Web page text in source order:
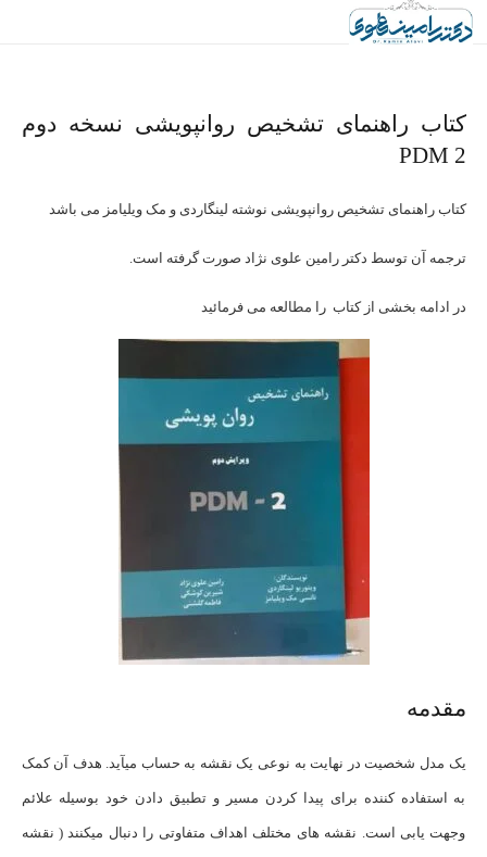
کتاب راهنمای تشخیص روانپویشی نسخه دوم
PDM 2
کتاب راهنمای تشخیص روانپویشی نوشته لینگاردی و مک ویلیامز می باشد
ترجمه آن توسط دکتر رامین علوی نژاد صورت گرفته است.
در ادامه بخشی از کتاب را مطالعه می فرمائید
مقدمه
یک مدل شخصیت در نهایت به نوعی یک نقشه به حساب می­آید. هدف آن کمک
به استفاده کننده برای پیدا کردن مسیر و تطبیق دادن خود بوسیله علائم
وجهت یابی است. نقشه های مختلف اهداف متفاوتی را دنبال می­کنند ( نقشه